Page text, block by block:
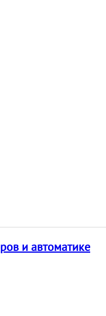
и автоматике